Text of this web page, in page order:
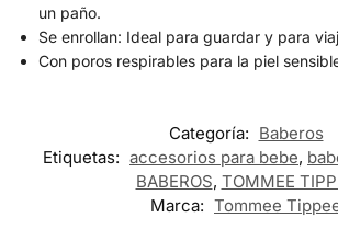
un paño.
Se enrollan: Ideal para guardar y para
Con poros respirables para la piel
Categoría: Baberos
Etiquetas: accesorios para bebe,
BABEROS, TOMMEE
Marca: Tommee